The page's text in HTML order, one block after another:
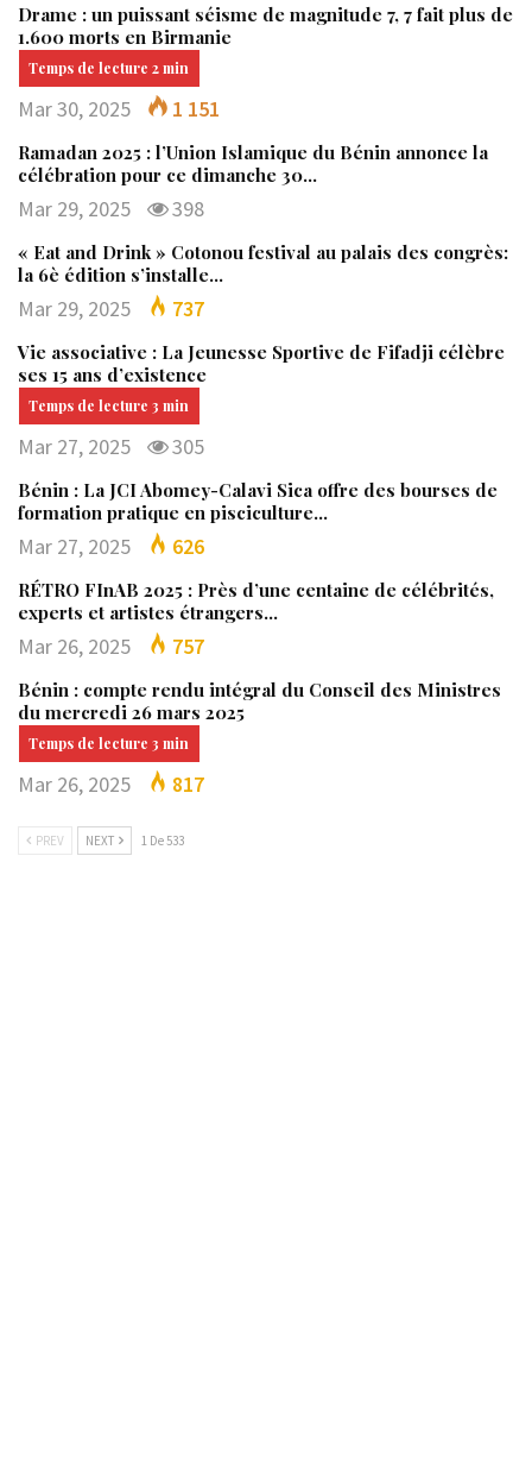
Drame : un puissant séisme de magnitude 7, 7 fait plus de
1.600 morts en Birmanie
Mar 30, 2025 1 151
Ramadan 2025 : l’Union Islamique du Bénin annonce la
célébration pour ce dimanche 30…
Mar 29, 2025 398
« Eat and Drink » Cotonou festival au palais des congrès:
la 6è édition s’installe…
Mar 29, 2025 737
Vie associative : La Jeunesse Sportive de Fifadji célèbre
ses 15 ans d’existence
Mar 27, 2025 305
Bénin : La JCI Abomey-Calavi Sica offre des bourses de
formation pratique en pisciculture…
Mar 27, 2025 626
RÉTRO FInAB 2025 : Près d’une centaine de célébrités,
experts et artistes étrangers…
Mar 26, 2025 757
Bénin : compte rendu intégral du Conseil des Ministres
du mercredi 26 mars 2025
Mar 26, 2025 817
PREV NEXT 1 De 533